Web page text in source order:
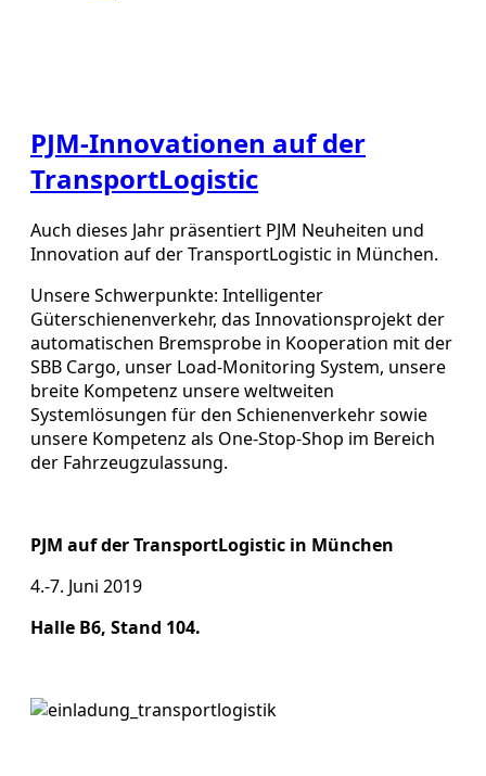
PJM-Innovationen auf der
TransportLogistic
Auch dieses Jahr präsentiert PJM Neuheiten und
Innovation auf der TransportLogistic in München.
Unsere Schwerpunkte: Intelligenter
Güterschienenverkehr, das Innovationsprojekt der
automatischen Bremsprobe in Kooperation mit der
SBB Cargo, unser Load-Monitoring System, unsere
breite Kompetenz unsere weltweiten
Systemlösungen für den Schienenverkehr sowie
unsere Kompetenz als One-Stop-Shop im Bereich
der Fahrzeugzulassung.
PJM auf der TransportLogistic in München
4.-7. Juni 2019
Halle B6, Stand 104.